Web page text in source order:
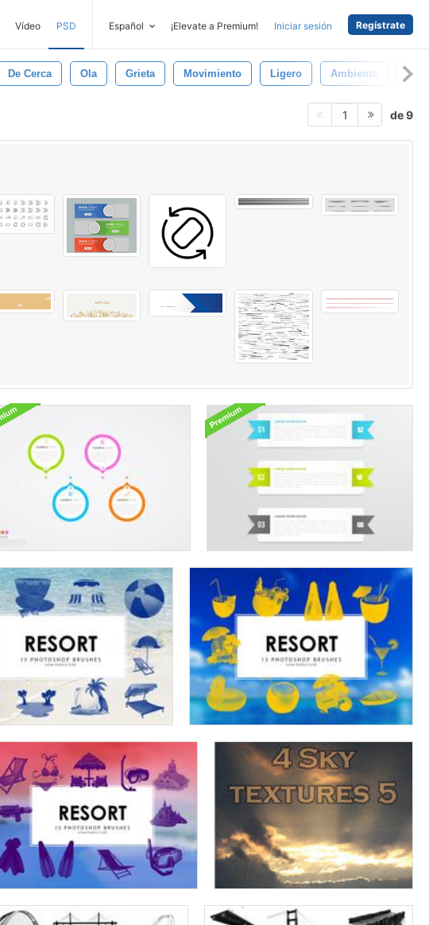
Vídeo PSD Español ¡Elevate a Premium! Iniciar sesión Regístrate
De Cerca Ola Grieta Movimiento Ligero Ambiente
1 de 9